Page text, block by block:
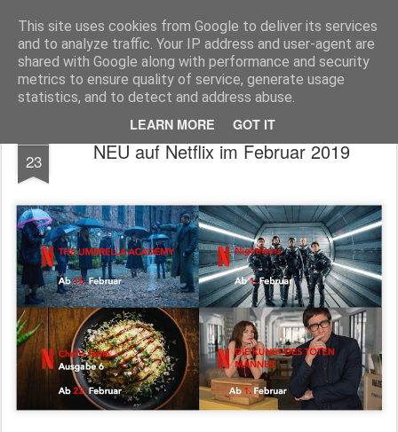
This site uses cookies from Google to deliver its services
and to analyze traffic. Your IP address and user-agent are
shared with Google along with performance and security
metrics to ensure quality of service, generate usage
statistics, and to detect and address abuse.
LEARN MORE GOT IT
MyKinoTrailer
Pages
23 NEU auf Netflix im Februar 2019